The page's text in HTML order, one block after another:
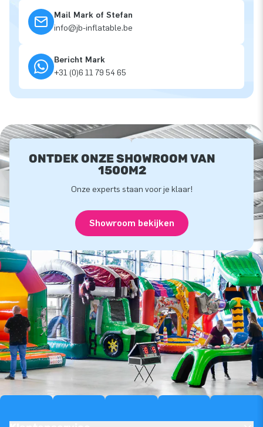
Mail Mark of Stefan
info@jb-inflatable.be
Bericht Mark
+31 (0)6 11 79 54 65
ONTDEK ONZE SHOWROOM VAN
1500M2
Onze experts staan voor je klaar!
Showroom bekijken